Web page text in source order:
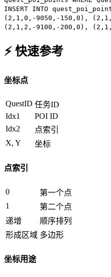
INSERT INTO
( 2 , 1 , 0 , -9050 , -150 , 0 ), ( 2 , 1 ,
( 2 , 1 , 2 , -9100 , -200 , 0 ), ( 2 , 1 ,
⚡ 快速参考
坐标点
QuestID 任务ID
Idx1
POI ID
Idx2
点索引
X, Y
坐标
点索引
0
第一个点
1
第二个点
递增
顺序排列
形成区域 多边形
坐标用途